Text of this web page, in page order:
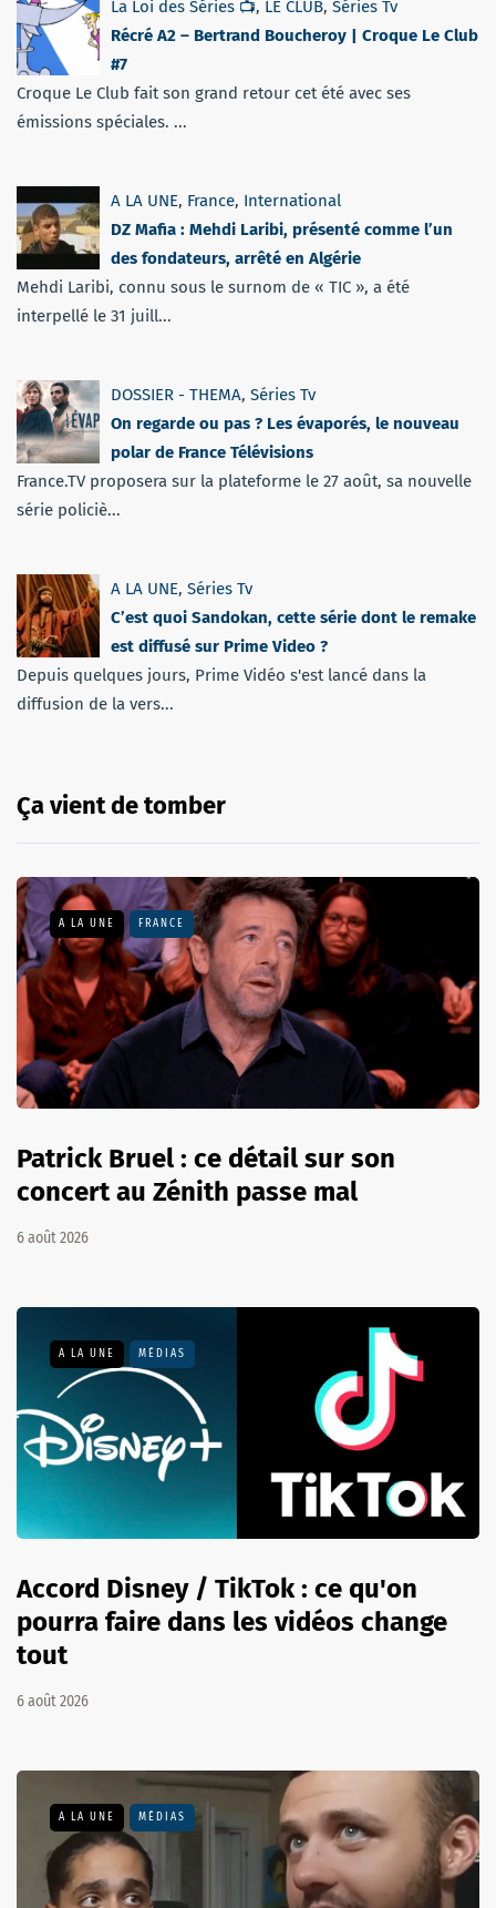
La Loi des Séries 📺, LE CLUB, Séries Tv
Récré A2 – Bertrand Boucheroy | Croque Le Club
#7
Croque Le Club fait son grand retour cet été avec ses
émissions spéciales. ...
A LA UNE, France, International
DZ Mafia : Mehdi Laribi, présenté comme l’un
des fondateurs, arrêté en Algérie
Mehdi Laribi, connu sous le surnom de « TIC », a été
interpellé le 31 juill...
DOSSIER - THEMA, Séries Tv
On regarde ou pas ? Les évaporés, le nouveau
polar de France Télévisions
France.TV proposera sur la plateforme le 27 août, sa nouvelle
série policiè...
A LA UNE, Séries Tv
C’est quoi Sandokan, cette série dont le remake
est diffusé sur Prime Video ?
Depuis quelques jours, Prime Vidéo s'est lancé dans la
diffusion de la vers...
Ça vient de tomber
A LA UNE FRANCE
Patrick Bruel : ce détail sur son
concert au Zénith passe mal
6 août 2026
A LA UNE MÉDIAS
Accord Disney / TikTok : ce qu'on
pourra faire dans les vidéos change
tout
6 août 2026
A LA UNE MÉDIAS